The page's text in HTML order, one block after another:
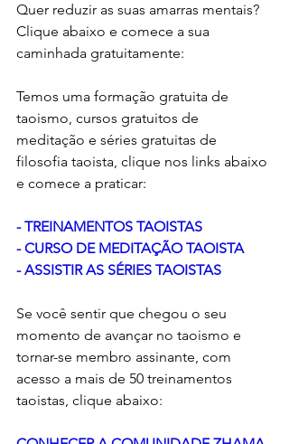
Quer reduzir as suas amarras mentais?
Clique abaixo e comece a sua
caminhada gratuitamente:
Temos uma formação gratuita de
taoismo, cursos gratuitos de
meditação e séries gratuitas de
filosofia taoista, clique nos links abaixo
e comece a praticar:
- TREINAMENTOS TAOISTAS
- CURSO DE MEDITAÇÃO TAOISTA
- ASSISTIR AS SÉRIES TAOISTAS
Se você sentir que chegou o seu
momento de avançar no taoismo e
tornar-se membro assinante, com
acesso a mais de 50 treinamentos
taoistas, clique abaixo: